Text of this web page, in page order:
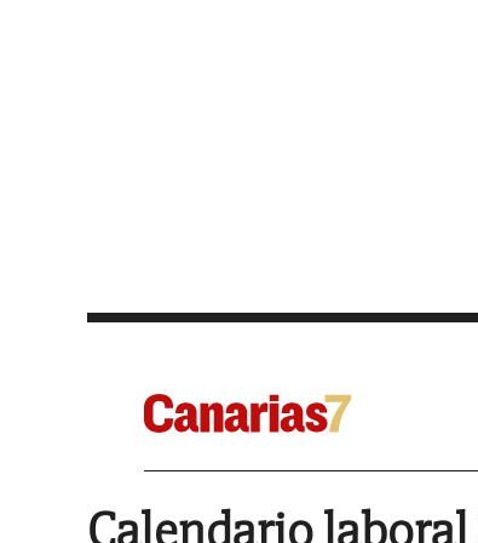
Calendario laboral